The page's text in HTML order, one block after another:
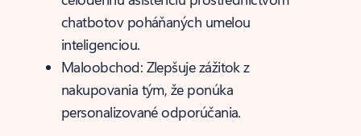
chatbotov poháňaných umelou
inteligenciou.
Maloobchod: Zlepšuje zážitok z
nakupovania tým, že ponúka
personalizované odporúčania.